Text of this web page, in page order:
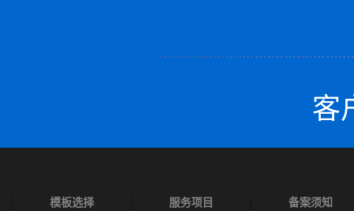
客
模板选择 服务项目 备案须知